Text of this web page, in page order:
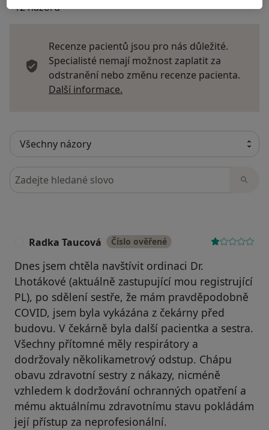
12 názorů
Recenze pacientů jsou pro nás důležité.
Specialisté nemají možnost zaplatit za
odstranění nebo změnu recenze pacienta.
Další informace.
Hledejte v názorech
Radka Taucová Číslo ověřené
Dnes jsem chtěla navštívit ordinaci Dr.
Lhotákové (aktuálně zastupující mou registrující
PL), po sdělení sestře, že mám pravděpodobně
COVID, jsem byla vykázána z čekárny před
budovu. V čekárně byla další pacientka a sestra.
Všechny přítomné měly respirátory a
dodržovaly několikametrový odstup. Chápu
obavu zdravotní sestry z nákazy, nicméně
vzhledem k dodržování ochranných opatření a
mému aktuálnímu zdravotnímu stavu pokládám
její přístup za neprofesionální.